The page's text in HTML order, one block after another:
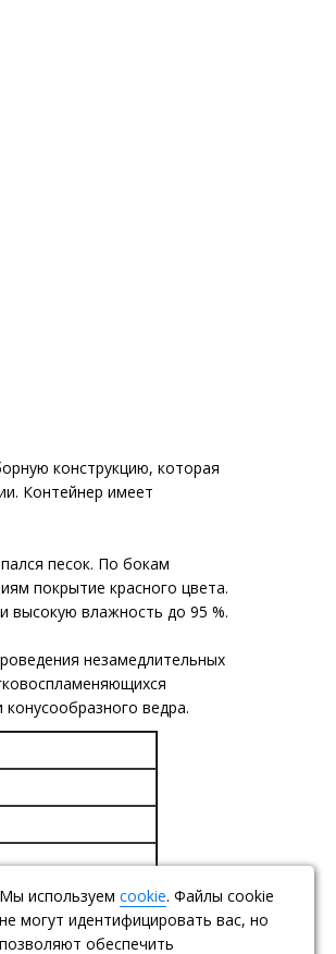
конструкцию, которая
Контейнер имеет
песок. По бокам
покрытие красного цвета.
высокую влажность до 95 %.
незамедлительных
ведра.
Мы используем cookie. Файлы cookie
не могут идентифицировать вас, но
позволяют обеспечить